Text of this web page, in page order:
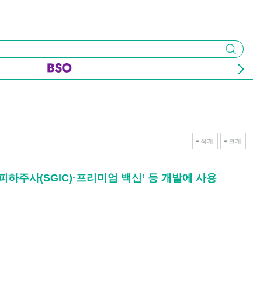
검색
작게 크게
주사(SGIC)·프리미엄 백신’ 등 개발에 사용